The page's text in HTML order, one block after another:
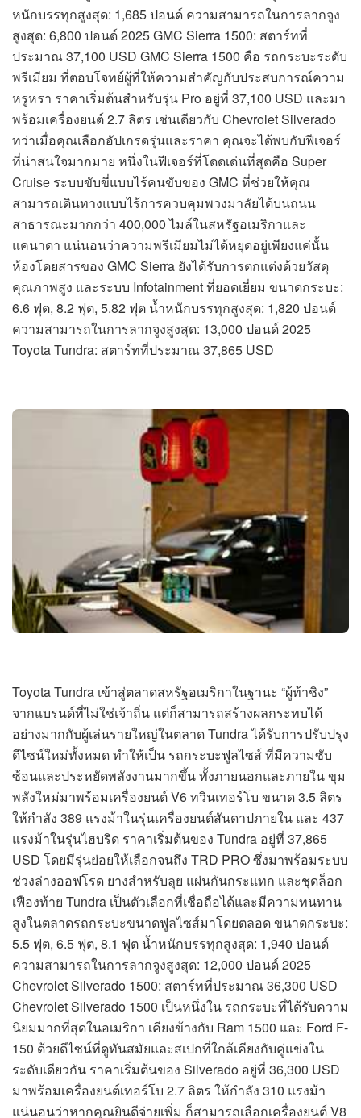
หนักบรรทุกสูงสุด: 1,685 ปอนด์ ความสามารถในการลากจูง
สูงสุด: 6,800 ปอนด์ 2025 GMC Sierra 1500: สตาร์ทที่
ประมาณ 37,100 USD GMC Sierra 1500 คือ รถกระบะระดับ
พรีเมียม ที่ตอบโจทย์ผู้ที่ให้ความสำคัญกับประสบการณ์ความ
หรูหรา ราคาเริ่มต้นสำหรับรุ่น Pro อยู่ที่ 37,100 USD และมา
พร้อมเครื่องยนต์ 2.7 ลิตร เช่นเดียวกับ Chevrolet Silverado
ทว่าเมื่อคุณเลือกอัปเกรดรุ่นและราคา คุณจะได้พบกับฟีเจอร์
ที่น่าสนใจมากมาย หนึ่งในฟีเจอร์ที่โดดเด่นที่สุดคือ Super
Cruise ระบบขับขี่แบบไร้คนขับของ GMC ที่ช่วยให้คุณ
สามารถเดินทางแบบไร้การควบคุมพวงมาลัยได้บนถนน
สาธารณะมากกว่า 400,000 ไมล์ในสหรัฐอเมริกาและ
แคนาดา แน่นอนว่าความพรีเมียมไม่ได้หยุดอยู่เพียงแค่นั้น
ห้องโดยสารของ GMC Sierra ยังได้รับการตกแต่งด้วยวัสดุ
คุณภาพสูง และระบบ Infotainment ที่ยอดเยี่ยม ขนาดกระบะ:
6.6 ฟุต, 8.2 ฟุต, 5.82 ฟุต น้ำหนักบรรทุกสูงสุด: 1,820 ปอนด์
ความสามารถในการลากจูงสูงสุด: 13,000 ปอนด์ 2025
Toyota Tundra: สตาร์ทที่ประมาณ 37,865 USD
Toyota Tundra เข้าสู่ตลาดสหรัฐอเมริกาในฐานะ “ผู้ท้าชิง”
จากแบรนด์ที่ไม่ใช่เจ้าถิ่น แต่ก็สามารถสร้างผลกระทบได้
อย่างมากกับผู้เล่นรายใหญ่ในตลาด Tundra ได้รับการปรับปรุง
ดีไซน์ใหม่ทั้งหมด ทำให้เป็น รถกระบะฟูลไซส์ ที่มีความซับ
ซ้อนและประหยัดพลังงานมากขึ้น ทั้งภายนอกและภายใน ขุม
พลังใหม่มาพร้อมเครื่องยนต์ V6 ทวินเทอร์โบ ขนาด 3.5 ลิตร
ให้กำลัง 389 แรงม้าในรุ่นเครื่องยนต์สันดาปภายใน และ 437
แรงม้าในรุ่นไฮบริด ราคาเริ่มต้นของ Tundra อยู่ที่ 37,865
USD โดยมีรุ่นย่อยให้เลือกจนถึง TRD PRO ซึ่งมาพร้อมระบบ
ช่วงล่างออฟโรด ยางสำหรับลุย แผ่นกันกระแทก และชุดล็อก
เฟืองท้าย Tundra เป็นตัวเลือกที่เชื่อถือได้และมีความทนทาน
สูงในตลาดรถกระบะขนาดฟูลไซส์มาโดยตลอด ขนาดกระบะ:
5.5 ฟุต, 6.5 ฟุต, 8.1 ฟุต น้ำหนักบรรทุกสูงสุด: 1,940 ปอนด์
ความสามารถในการลากจูงสูงสุด: 12,000 ปอนด์ 2025
Chevrolet Silverado 1500: สตาร์ทที่ประมาณ 36,300 USD
Chevrolet Silverado 1500 เป็นหนึ่งใน รถกระบะที่ได้รับความ
นิยมมากที่สุดในอเมริกา เคียงข้างกับ Ram 1500 และ Ford F-
150 ด้วยดีไซน์ที่ดูทันสมัยและสเปกที่ใกล้เคียงกับคู่แข่งใน
ระดับเดียวกัน ราคาเริ่มต้นของ Silverado อยู่ที่ 36,300 USD
มาพร้อมเครื่องยนต์เทอร์โบ 2.7 ลิตร ให้กำลัง 310 แรงม้า
แน่นอนว่าหากคุณยินดีจ่ายเพิ่ม ก็สามารถเลือกเครื่องยนต์ V8